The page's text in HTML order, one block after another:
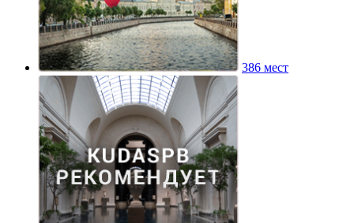
386 мест